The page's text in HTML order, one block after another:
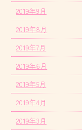
2019年9月
2019年8月
2019年7月
2019年6月
2019年5月
2019年4月
2019年3月